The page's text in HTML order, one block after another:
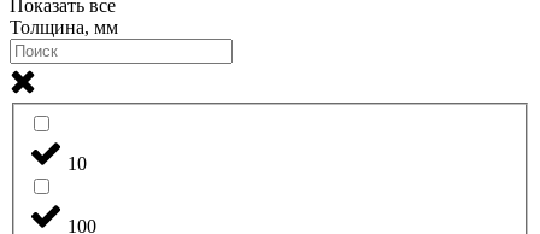
Показать все
Толщина, мм
10
100